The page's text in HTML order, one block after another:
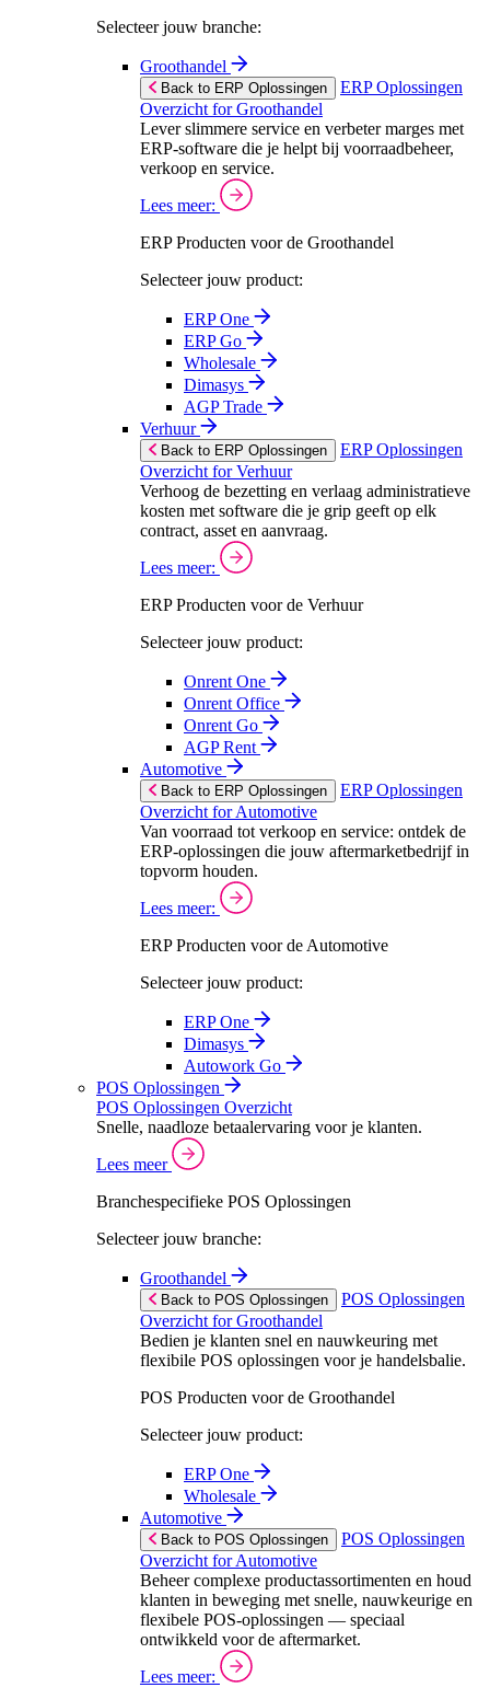
Selecteer jouw branche:
Groothandel
Back to ERP Oplossingen
ERP Oplossingen
Overzicht for Groothandel
Lever slimmere service en verbeter marges met
ERP-software die je helpt bij voorraadbeheer,
verkoop en service.
Lees meer:
ERP Producten voor de Groothandel
Selecteer jouw product:
ERP One
ERP Go
Wholesale
Dimasys
AGP Trade
Verhuur
Back to ERP Oplossingen
ERP Oplossingen
Overzicht for Verhuur
Verhoog de bezetting en verlaag administratieve
kosten met software die je grip geeft op elk
contract, asset en aanvraag.
Lees meer:
ERP Producten voor de Verhuur
Selecteer jouw product:
Onrent One
Onrent Office
Onrent Go
AGP Rent
Automotive
Back to ERP Oplossingen
ERP Oplossingen
Overzicht for Automotive
Van voorraad tot verkoop en service: ontdek de
ERP-oplossingen die jouw aftermarketbedrijf in
topvorm houden.
Lees meer:
ERP Producten voor de Automotive
Selecteer jouw product:
ERP One
Dimasys
Autowork Go
POS Oplossingen
POS Oplossingen Overzicht
Snelle, naadloze betaalervaring voor je klanten.
Lees meer
Branchespecifieke POS Oplossingen
Selecteer jouw branche:
Groothandel
Back to POS Oplossingen
POS Oplossingen
Overzicht for Groothandel
Bedien je klanten snel en nauwkeuring met
flexibile POS oplossingen voor je handelsbalie.
POS Producten voor de Groothandel
Selecteer jouw product:
ERP One
Wholesale
Automotive
Back to POS Oplossingen
POS Oplossingen
Overzicht for Automotive
Beheer complexe productassortimenten en houd
klanten in beweging met snelle, nauwkeurige en
flexibele POS-oplossingen — speciaal
ontwikkeld voor de aftermarket.
Lees meer: